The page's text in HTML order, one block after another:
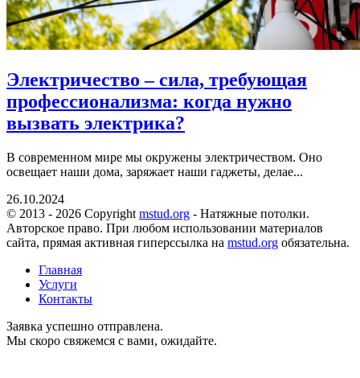
Электричество – сила, требующая
профессионализма: когда нужно
вызвать электрика?
В современном мире мы окружены электричеством. Оно
освещает наши дома, заряжает наши гаджеты, делае...
26.10.2024
© 2013 - 2026 Copyright mstud.org - Натяжные потолки.
Авторское право. При любом использовании материалов
сайта, прямая активная гиперссылка на mstud.org обязательна.
Главная
Услуги
Контакты
Заявка успешно отправлена.
Мы скоро свяжемся с вами, ожидайте.